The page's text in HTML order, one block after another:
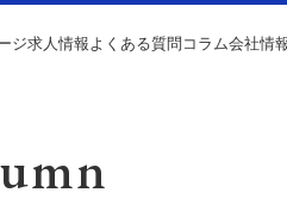
ジ求人情報よくある質問 コラム会社情